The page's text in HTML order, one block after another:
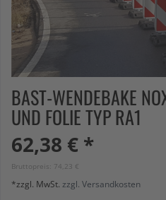
BAST-WENDEBAKE
UND FOLIE TYP RA1
62,38 € *
Bruttopreis: 74,23 €
*zzgl. MwSt. zzgl. Versandkosten